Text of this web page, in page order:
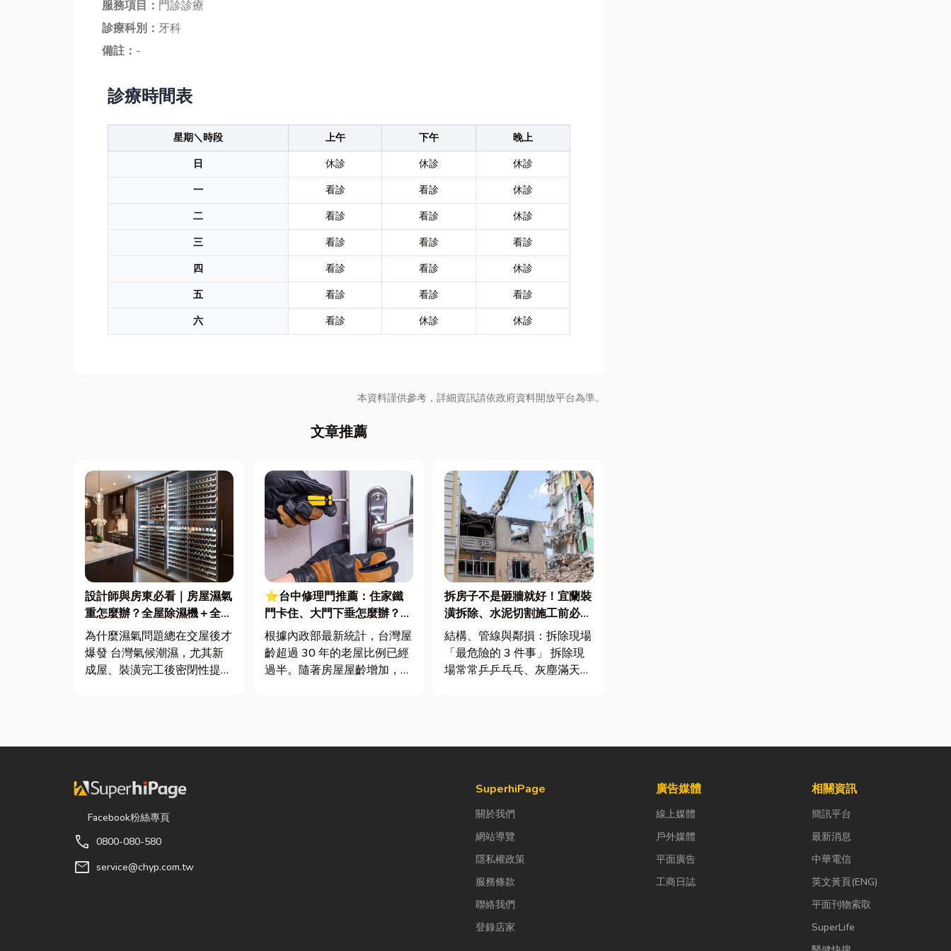
服務項目： 門診診療
診療科別： 牙科
備註： -
診療時間表
星期＼時段 上午 下午
晚上
日
休診 休診
休診
一
看診 看診
休診
二
看診 看診
休診
三
看診 看診
看診
四
看診 看診
休診
五
看診 看診
看診
六
看診 休診 休診
本資料謹供參考，詳細資訊請依政府資料開放平台為準。
文章推薦
設計師與房東必看｜房屋濕氣
重怎麼辦？全屋除濕機＋全熱
交換器整合安裝|提升居住品
質與續租率
為什麼濕氣問題總在交屋後才
爆發 台灣氣候潮濕，尤其新
成屋、裝潢完工後密閉性提
變...
⭐台中修理門推薦：住家鐵
門卡住、大門下垂怎麼辦？維
修費用與不銹鋼工程一次看
根據內政部最新統計，台灣屋
齡超過 30 年的老屋比例已經
過半。隨著房屋屋齡增加，金
拆房子不是砸牆就好！宜蘭裝
潢拆除、水泥切割施工前必看
的避坑指南，專家曝這 3 件事
最危險！
結構、管線與鄰損：拆除現場
「最危險的 3 件事」 拆除現
場常常乒乒乓乓、灰塵滿天
Facebook粉絲專頁
call 0800-080-580
mail service@chyp.com.tw
SuperhiPage
關於我們
網站導覽
隱私權政策
服務條款
聯絡我們
登錄店家
廣告媒體
線上媒體
戶外媒體
平面廣告
工商日誌
相關資訊
簡訊平台
最新消息
中華電信
英文黃頁(ENG)
平面刊物索取
SuperLife